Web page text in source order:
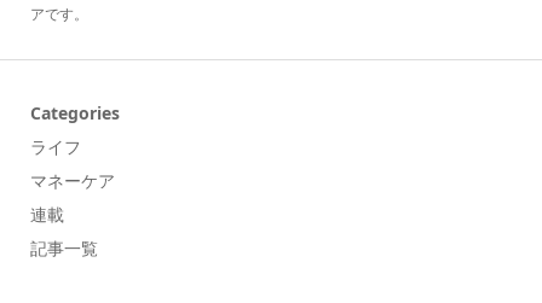
アです。
Categories
ライフ
マネーケア
連載
記事一覧